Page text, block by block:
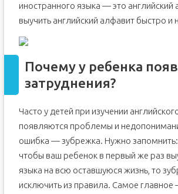
Как выучить английский алфавит
Таблица и упражнения по английскому
транскрипцией и русским
Как быстро запомнить алфавит?
Интересные факты
Я выучил алфавит, что учить дальше?
иностранного языка — это английский
выучить английский алфавит быстро и
Почему у ребенка
затруднения?
Часто у детей при изучении
появляются проблемы и
ошибка — зубрежка. Нужно запомнить:
чтобы ваш ребенок в первый же раз
языка на всю оставшуюся жизнь, то
исключить из правила. Самое главное